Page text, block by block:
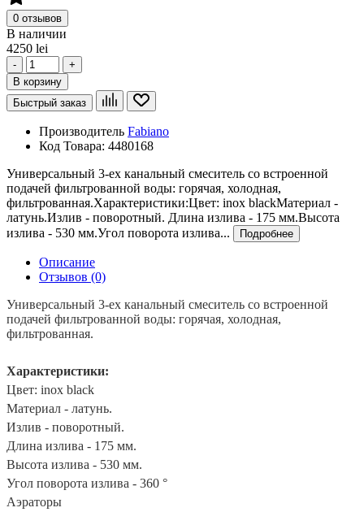
0 отзывов
В наличии
4250 lei
-
+
В корзину
Быстрый заказ
Производитель Fabiano
Код Товара: 4480168
Универсальный 3-ех канальный смеситель со встроенной
подачей фильтрованной воды: горячая, холодная,
фильтрованная.Характеристики:Цвет: inox blackМатериал -
латунь.Излив - поворотный. Длина излива - 175 мм.Высота
излива - 530 мм.Угол поворота излива...
Подробнее
Описание
Отзывов (0)
Универсальный 3-ех канальный смеситель со встроенной
подачей фильтрованной воды: горячая, холодная,
фильтрованная.
Характеристики:
Цвет: inox black
Материал - латунь.
Излив - поворотный.
Длина излива - 175 мм.
Высота излива - 530 мм.
Угол поворота излива - 360 °
Аэраторы